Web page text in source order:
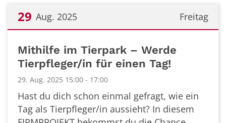
Freitag
29 Aug. 2025
Mithilfe im Tierpark – Werde
Tierpfleger/in für einen Tag!
29. Aug. 2025 15:00 - 17:00
Hast du dich schon einmal gefragt, wie ein
Tag als Tierpfleger/in aussieht? In diesem